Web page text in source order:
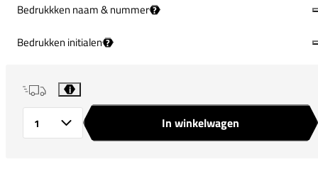
Bedrukkken naam & nummer ?
Bedrukken initialen ?
i
In winkelwagen